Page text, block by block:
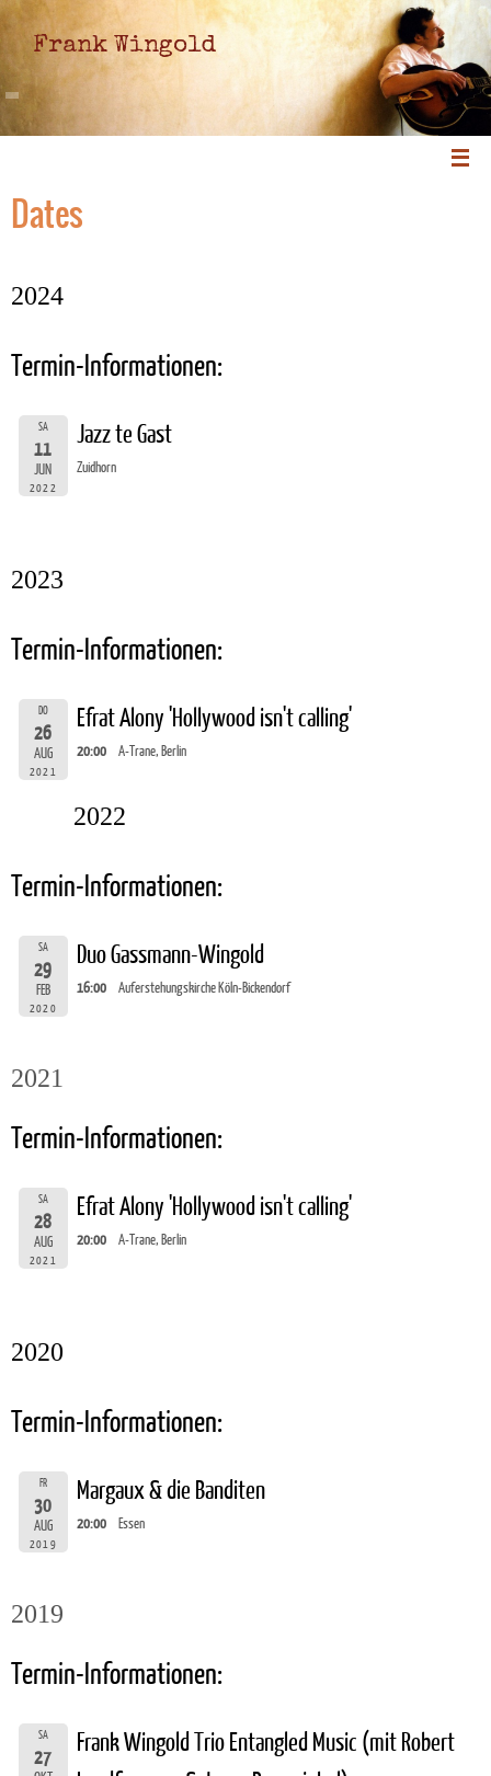
Frank Wingold
Dates
2024
Termin-Informationen:
SA
11
JUN
2022
Jazz te Gast
Zuidhorn
2023
Termin-Informationen:
DO
26
AUG
2021
Efrat Alony 'Hollywood isn't calling'
20:00 A-Trane, Berlin
2022
Termin-Informationen:
SA
29
FEB
2020
Duo Gassmann-Wingold
16:00 Auferstehungskirche Köln-Bickendorf
2021
Termin-Informationen:
SA
28
AUG
2021
Efrat Alony 'Hollywood isn't calling'
20:00 A-Trane, Berlin
2020
Termin-Informationen:
FR
30
AUG
2019
Margaux & die Banditen
20:00 Essen
2019
Termin-Informationen:
SA
27
Frank Wingold Trio Entangled Music (mit Robert